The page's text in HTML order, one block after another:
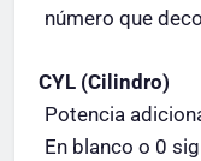
número que
CYL (Cilindro)
Potencia
En blanco o 0